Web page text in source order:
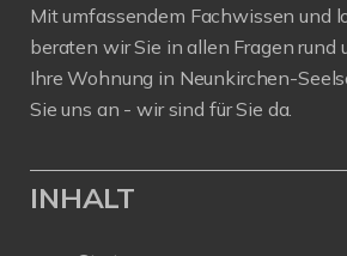
Mit umfassendem Fachwissen und
beraten wir Sie in allen Fragen rund
Ihre Wohnung in Neunkirchen-
Sie uns an - wir sind für Sie da.
INHALT